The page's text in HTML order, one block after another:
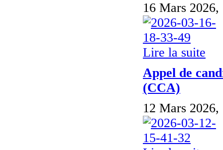
16 Mars 2026,
Lire la suite
Appel de
(CCA)
12 Mars 2026,